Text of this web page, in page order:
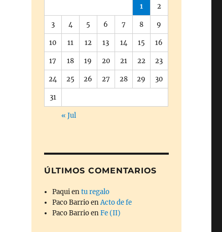
1 2
3 4 5 6 7 8 9
10 11 12 13 14 15 16
17 18 19 20 21 22 23
24 25 26 27 28 29 30
31
« Jul
ÚLTIMOS COMENTARIOS
Paquientu regalo
Paco BarrioenActo de fe
Paco BarrioenFe (II)